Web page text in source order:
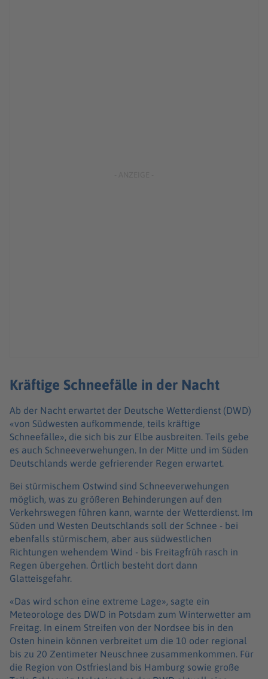
Kräftige Schneefälle in der Nacht
Ab der Nacht erwartet der Deutsche Wetterdienst (DWD)
«von Südwesten aufkommende, teils kräftige
Schneefälle», die sich bis zur Elbe ausbreiten. Teils gebe
es auch Schneeverwehungen. In der Mitte und im Süden
Deutschlands werde gefrierender Regen erwartet.
Bei stürmischem Ostwind sind Schneeverwehungen
möglich, was zu größeren Behinderungen auf den
Verkehrswegen führen kann, warnte der Wetterdienst. Im
Süden und Westen Deutschlands soll der Schnee - bei
ebenfalls stürmischem, aber aus südwestlichen
Richtungen wehendem Wind - bis Freitagfrüh rasch in
Regen übergehen. Örtlich besteht dort dann
Glatteisgefahr.
«Das wird schon eine extreme Lage», sagte ein
Meteorologe des DWD in Potsdam zum Winterwetter am
Freitag. In einem Streifen von der Nordsee bis in den
Osten hinein können verbreitet um die 10 oder regional
bis zu 20 Zentimeter Neuschnee zusammenkommen. Für
die Region von Ostfriesland bis Hamburg sowie große